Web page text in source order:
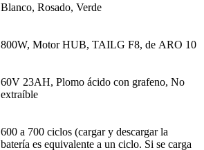
Blanco, Rosado, Verde
800W, Motor HUB, TAILG F8, de ARO 10
60V 23AH, Plomo ácido con grafeno, No
extraíble
600 a 700 ciclos (cargar y descargar la
batería es equivalente a un ciclo. Si se carga